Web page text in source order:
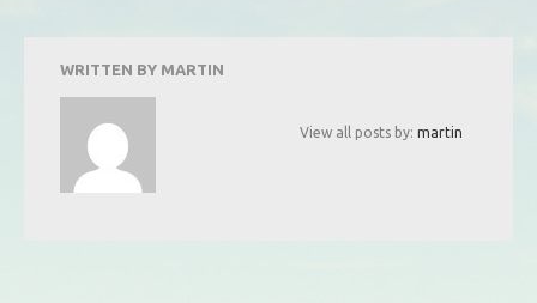
WRITTEN BY MARTIN
View all posts by: martin